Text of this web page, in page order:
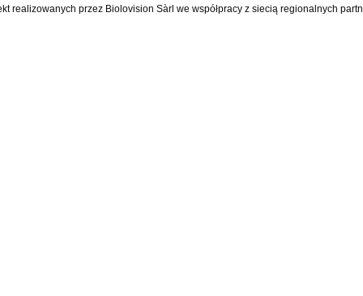
realizowanych przez Biolovision Sàrl we współpracy z siecią regionalnych